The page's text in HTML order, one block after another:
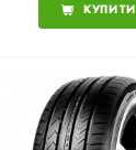
КУПИТИ